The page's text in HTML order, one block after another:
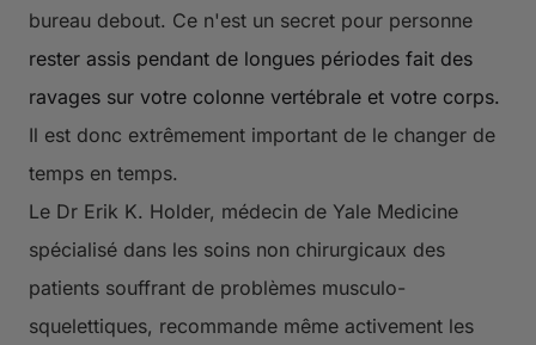
bureau debout. Ce n'est un secret pour personne
rester assis pendant de longues périodes fait des
ravages sur votre colonne vertébrale et votre corps.
Il est donc extrêmement important de le changer de
temps en temps.
Le Dr Erik K. Holder, médecin de Yale Medicine
spécialisé dans les soins non chirurgicaux des
patients souffrant de problèmes musculo-
squelettiques, recommande même activement les